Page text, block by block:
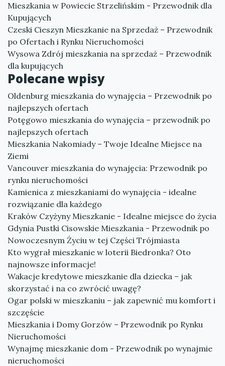
Mieszkania w Powiecie Strzelińskim - Przewodnik dla
Kupujących
Czeski Cieszyn Mieszkanie na Sprzedaż – Przewodnik
po Ofertach i Rynku Nieruchomości
Wysowa Zdrój mieszkania na sprzedaż – Przewodnik
dla kupujących
Polecane wpisy
Oldenburg mieszkania do wynajęcia – Przewodnik po
najlepszych ofertach
Potęgowo mieszkania do wynajęcia – przewodnik po
najlepszych ofertach
Mieszkania Nakomiady – Twoje Idealne Miejsce na
Ziemi
Vancouver mieszkania do wynajęcia: Przewodnik po
rynku nieruchomości
Kamienica z mieszkaniami do wynajęcia - idealne
rozwiązanie dla każdego
Kraków Czyżyny Mieszkanie - Idealne miejsce do życia
Gdynia Pustki Cisowskie Mieszkania - Przewodnik po
Nowoczesnym Życiu w tej Części Trójmiasta
Kto wygrał mieszkanie w loterii Biedronka? Oto
najnowsze informacje!
Wakacje kredytowe mieszkanie dla dziecka – jak
skorzystać i na co zwrócić uwagę?
Ogar polski w mieszkaniu – jak zapewnić mu komfort i
szczęście
Mieszkania i Domy Gorzów – Przewodnik po Rynku
Nieruchomości
Wynajmę mieszkanie dom - Przewodnik po wynajmie
nieruchomości